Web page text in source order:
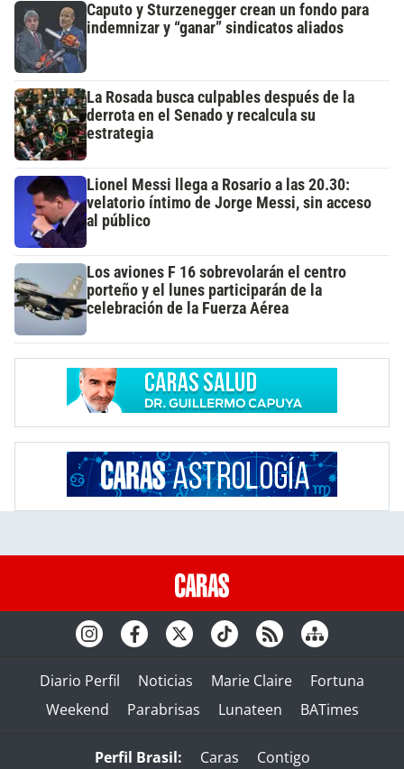
Caputo y Sturzenegger crean un fondo para
indemnizar y “ganar” sindicatos aliados
La Rosada busca culpables después de la
derrota en el Senado y recalcula su
estrategia
Lionel Messi llega a Rosario a las 20.30:
velatorio íntimo de Jorge Messi, sin acceso
al público
Los aviones F 16 sobrevolarán el centro
porteño y el lunes participarán de la
celebración de la Fuerza Aérea
Diario Perfil Noticias Marie Claire
Fortuna
Weekend
Parabrisas Lunateen BATimes
Perfil Brasil: Caras Contigo